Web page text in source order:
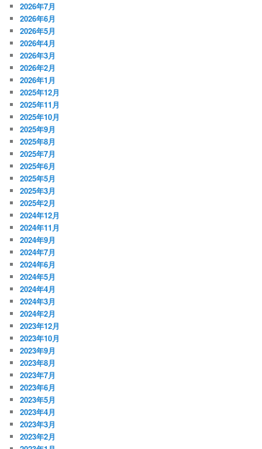
2026年7月
2026年6月
2026年5月
2026年4月
2026年3月
2026年2月
2026年1月
2025年12月
2025年11月
2025年10月
2025年9月
2025年8月
2025年7月
2025年6月
2025年5月
2025年3月
2025年2月
2024年12月
2024年11月
2024年9月
2024年7月
2024年6月
2024年5月
2024年4月
2024年3月
2024年2月
2023年12月
2023年10月
2023年9月
2023年8月
2023年7月
2023年6月
2023年5月
2023年4月
2023年3月
2023年2月